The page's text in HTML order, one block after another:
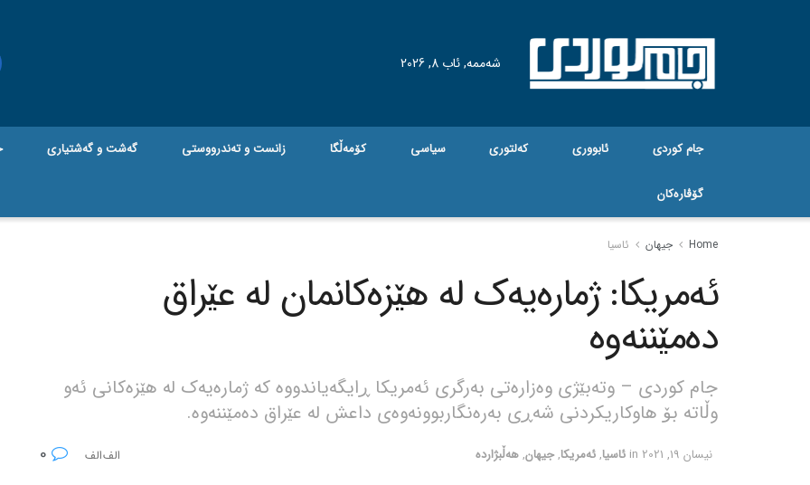
شەممە, ئاب 8, 2026
جام کوردی ئابووری کەلتوری سیاسی کۆمەڵگا زانست و تەندرووستی گه‌شت و گه‌شتیاری
گۆڤاره‌کان
Home جیهان ئاسیا
ئەمریکا: ژمارەیەک لە هێزەکانمان لە عێراق
دەمێننەوە
جام کوردی – وتەبێژی وەزارەتی بەرگری ئەمریکا ڕایگەیاندووە کە ژمارەیەک لە هێزەکانی ئەو
وڵاتە بۆ هاوکاریکردنی شەڕی بەرەنگاربوونەوەی داعش لە عێراق دەمێننەوە.
نیسان 19, 2021 in ئاسیا,ئەمریکا,جیهان,هەڵبژاردە